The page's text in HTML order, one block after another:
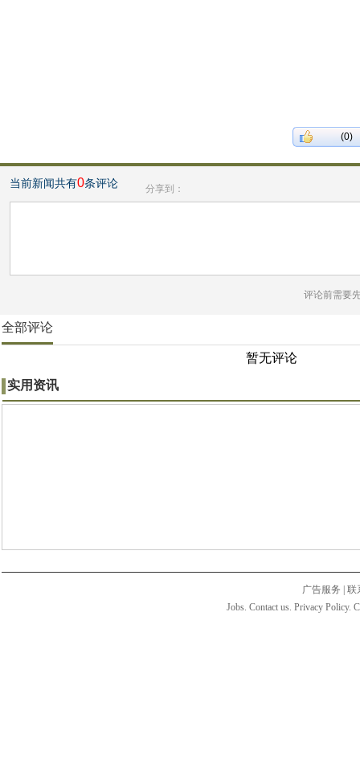
(0)
当前新闻共有0条评论 分享到：
评论前需要
全部评论
暂无评论
实用资讯
广告服务
联
Jobs. Contact us. Privacy Policy.